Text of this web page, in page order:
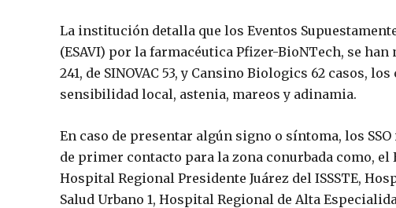
La institución detalla que los Eventos
(ESAVI) por la farmacéutica Pfizer-BioNTech, se
241, de SINOVAC 53, y Cansino Biologics 62 casos,
sensibilidad local, astenia, mareos y adinamia.
En caso de presentar algún signo o síntoma, los
de primer contacto para la zona conurbada como, el
Hospital Regional Presidente Juárez del ISSSTE,
Salud Urbano 1, Hospital Regional de Alta